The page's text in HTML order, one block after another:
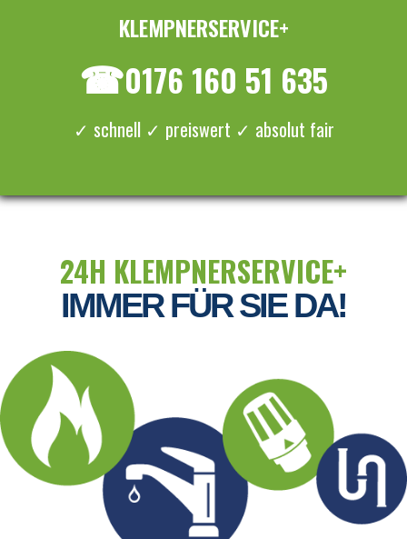
KLEMPNERSERVICE+
☎0176 160 51 635
✓ schnell ✓ preiswert ✓ absolut fair
24H KLEMPNERSERVICE+
IMMER FÜR SIE DA!